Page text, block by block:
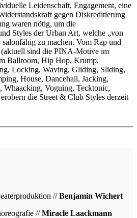
Leidenschaft, Engagement, eine
gegen Diskreditierung
waren nötig, um die
Styles der Urban Art, welche „von
salonfähig zu machen. Vom Rap und
(aktuell sind die PINA-Motive im
Ballroom, Hip Hop, Krump,
Locking, Waving, Gliding, Sliding,
House, Dancehall, Jacking,
Voguing, Tecktonic,
die Street & Club Styles derzeit
//Benjamin Wichert
//Miracle Laackmann